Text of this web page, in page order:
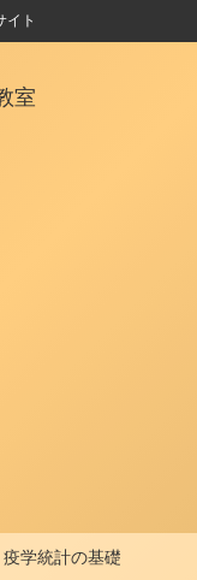
イト
室
疫学統計の基礎